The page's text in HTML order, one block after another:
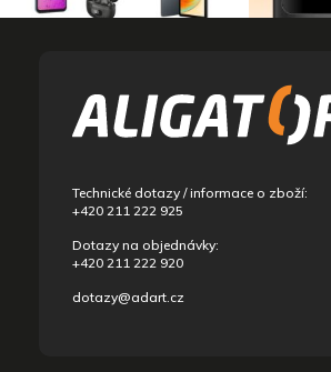
Technické dotazy / informace o zboží:
+420 211 222 925
Dotazy na objednávky:
+420 211 222 920
dotazy@adart.cz